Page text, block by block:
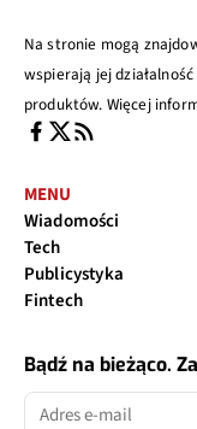
Na stronie mogą
wspierają jej
produktów. Więcej
MENU
Wiadomości
Tech
Publicystyka
Fintech
Bądź na bieżąco.